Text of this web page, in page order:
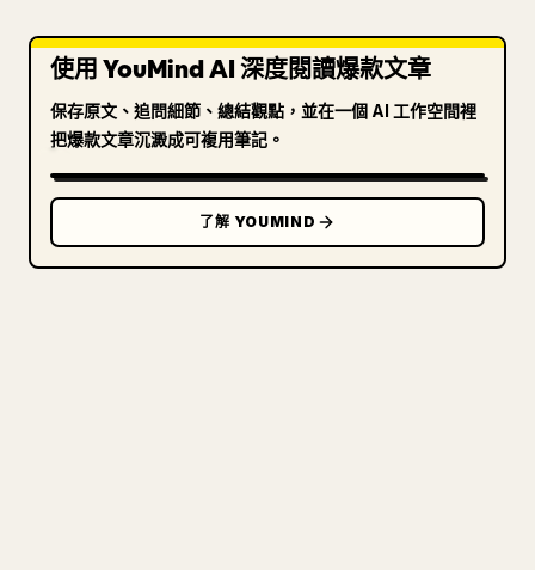
使用 YouMind AI 深度閱讀爆款文章
保存原文、追問細節、總結觀點，並在一個 AI 工作空間裡
把爆款文章沉澱成可複用筆記。
了解 YOUMIND